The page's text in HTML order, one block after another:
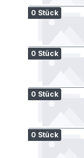
0 Stück
0 Stück
0 Stück
0 Stück